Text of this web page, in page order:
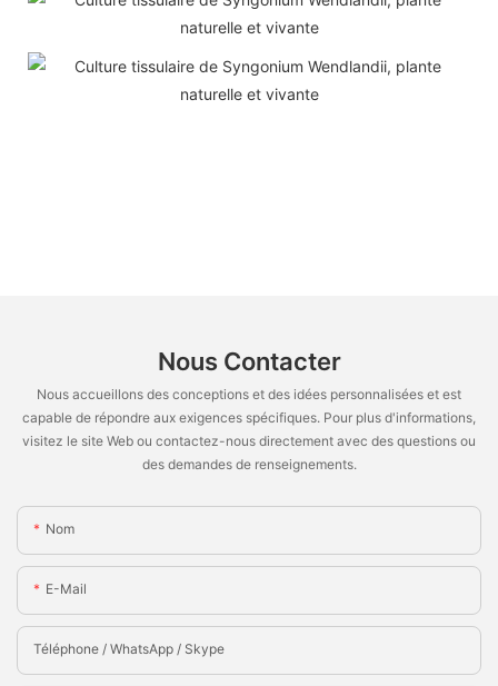
Nous Contacter
Nous accueillons des conceptions et des idées personnalisées et est
capable de répondre aux exigences spécifiques. Pour plus d'informations,
visitez le site Web ou contactez-nous directement avec des questions ou
des demandes de renseignements.
Nom
E-Mail
Téléphone / WhatsApp / Skype